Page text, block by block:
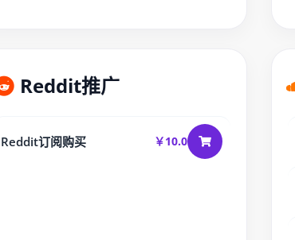
Reddit推广
Reddit订阅购买 ￥10.0